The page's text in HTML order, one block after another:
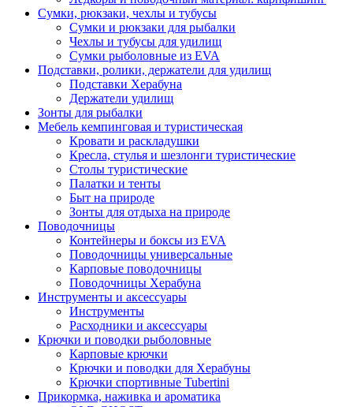
Сумки, рюкзаки, чехлы и тубусы
Сумки и рюкзаки для рыбалки
Чехлы и тубусы для удилищ
Сумки рыболовные из EVA
Подставки, ролики, держатели для удилищ
Подставки Херабуна
Держатели удилищ
Зонты для рыбалки
Мебель кемпинговая и туристическая
Кровати и раскладушки
Кресла, стулья и шезлонги туристические
Столы туристические
Палатки и тенты
Быт на природе
Зонты для отдыха на природе
Поводочницы
Контейнеры и боксы из EVA
Поводочницы универсальные
Карповые поводочницы
Поводочницы Херабуна
Инструменты и аксессуары
Инструменты
Расходники и аксессуары
Крючки и поводки рыболовные
Карповые крючки
Крючки и поводки для Херабуны
Крючки спортивные Tubertini
Прикормка, наживка и ароматика